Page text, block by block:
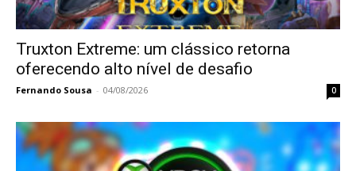
Truxton Extreme: um clássico retorna
oferecendo alto nível de desafio
Fernando Sousa - 04/08/2026 0